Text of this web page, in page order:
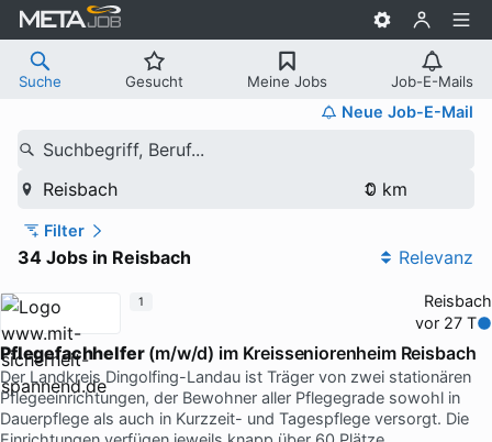
Suche Gesucht Meine Jobs Job-E-Mails
Neue Job-E-Mail
Suchbegriff, Beruf...
Reisbach
Filter
34 Jobs in Reisbach Relevanz
Reisbach
vor 27 T
Pflegefachhelfer(m/w/d) im Kreisseniorenheim Reisbach
Der Landkreis Dingolfing-Landau ist Träger von zwei stationären
Pflegeeinrichtungen, der Bewohner aller Pflegegrade sowohl in
Dauerpflege als auch in Kurzzeit- und Tagespflege versorgt. Die
1